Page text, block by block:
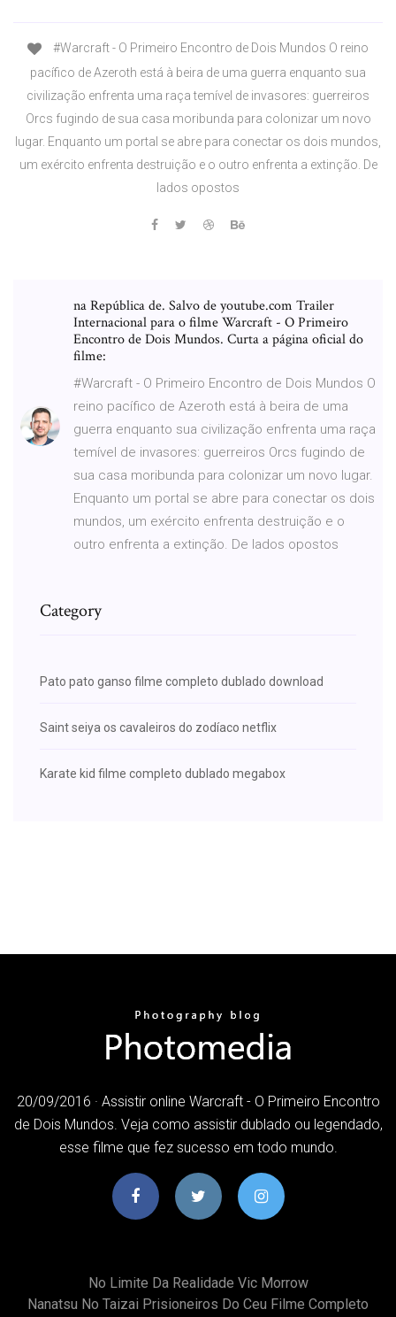
#Warcraft - O Primeiro Encontro de Dois Mundos O reino
pacífico de Azeroth está à beira de uma guerra enquanto sua
civilização enfrenta uma raça temível de invasores: guerreiros
Orcs fugindo de sua casa moribunda para colonizar um novo
lugar. Enquanto um portal se abre para conectar os dois mundos,
um exército enfrenta destruição e o outro enfrenta a extinção. De
lados opostos
na República de. Salvo de youtube.com Trailer
Internacional para o filme Warcraft - O Primeiro
Encontro de Dois Mundos. Curta a página oficial do
filme:
#Warcraft - O Primeiro Encontro de Dois Mundos O
reino pacífico de Azeroth está à beira de uma
guerra enquanto sua civilização enfrenta uma raça
temível de invasores: guerreiros Orcs fugindo de
sua casa moribunda para colonizar um novo lugar.
Enquanto um portal se abre para conectar os dois
mundos, um exército enfrenta destruição e o
outro enfrenta a extinção. De lados opostos
Category
Pato pato ganso filme completo dublado download
Saint seiya os cavaleiros do zodíaco netflix
Karate kid filme completo dublado megabox
20/09/2016 · Assistir online Warcraft - O Primeiro Encontro
de Dois Mundos. Veja como assistir dublado ou legendado,
esse filme que fez sucesso em todo mundo.
No Limite Da Realidade Vic Morrow
Nanatsu No Taizai Prisioneiros Do Ceu Filme Completo